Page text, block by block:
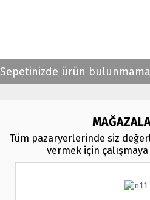
Sepetinizde ürün
Tüm pazaryerlerinde siz
vermek için